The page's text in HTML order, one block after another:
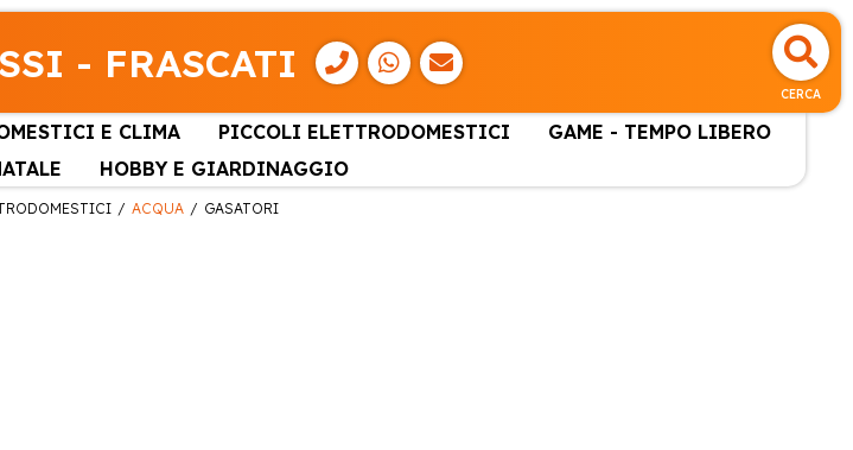
- FRASCATI
CERCA
E CLIMA PICCOLI ELETTRODOMESTICI
GAME - TEMPO LIBERO
HOBBY E GIARDINAGGIO
ACQUA GASATORI